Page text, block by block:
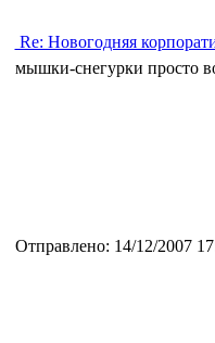
Re: Новогодняя
мышки-снегурки просто
Отправлено: 14/12/2007